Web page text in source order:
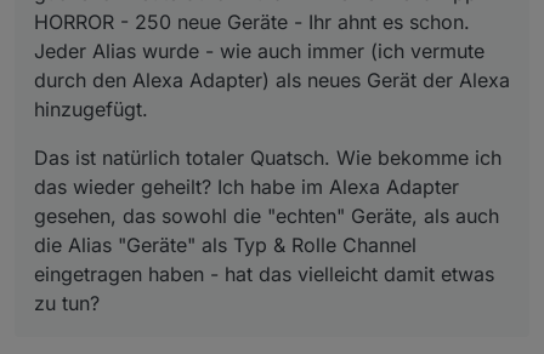
HORROR - 250 neue Geräte - Ihr ahnt es schon.
Jeder Alias wurde - wie auch immer (ich vermute
durch den Alexa Adapter) als neues Gerät der Alexa
hinzugefügt.
Das ist natürlich totaler Quatsch. Wie bekomme ich
das wieder geheilt? Ich habe im Alexa Adapter
gesehen, das sowohl die "echten" Geräte, als auch
die Alias "Geräte" als Typ & Rolle Channel
eingetragen haben - hat das vielleicht damit etwas
zu tun?